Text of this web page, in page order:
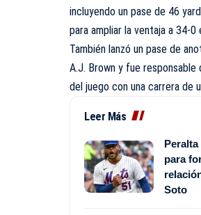
incluyendo un pase de 46
para ampliar la ventaja a 34-
También lanzó un pase de
A.J. Brown y fue
del juego con una carrera de
Leer Más
para
Soto